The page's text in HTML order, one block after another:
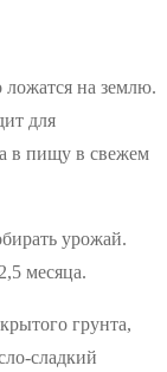
ложатся на землю.
для
в пищу в свежем
урожай.
месяца.
грунта,
сладкий